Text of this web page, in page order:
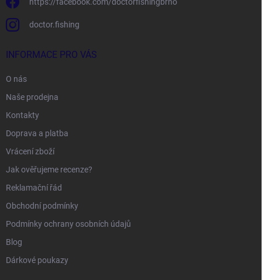
https://facebook.com/doctorfishingbrno
doctor.fishing
INFORMACE PRO VÁS
O nás
Naše prodejna
Kontakty
Doprava a platba
Vrácení zboží
Jak ověřujeme recenze?
Reklamační řád
Obchodní podmínky
Podmínky ochrany osobních údajů
Blog
Dárkové poukazy